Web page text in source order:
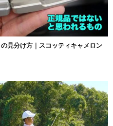
見分け方｜スコッティキャメロン